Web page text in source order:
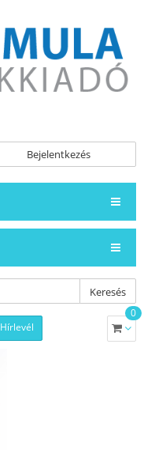
Bejelentkezés
Keresés
Hírlevél
0